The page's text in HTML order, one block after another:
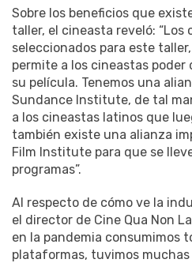
Sobre los beneficios que
taller, el cineasta reveló:
seleccionados para este
permite a los cineastas poder
su película. Tenemos una
Sundance Institute, de tal
a los cineastas latinos que
también existe una alianza
Film Institute para que se
programas”.
Al respecto de cómo ve la
el director de Cine Qua Non
en la pandemia consumimos
plataformas, tuvimos